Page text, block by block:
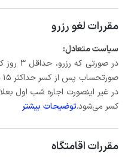
مقررات لغو رزرو
سیاست متعادل:
در
کسر می‌شود.توضیحات بیشتر
مقررات اقامتگاه